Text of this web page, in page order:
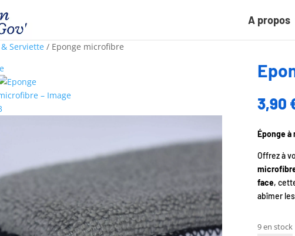
A propos
Serviette / Eponge microfibre
3,90
Éponge
Offrez à
face,
abîmer
9 en stock